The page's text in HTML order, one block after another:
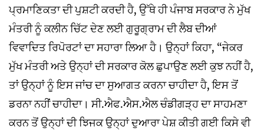
ਪ੍ਰਮਾਣਿਕਤਾ ਦੀ ਪੁਸ਼ਟੀ ਕਰਦੀ ਹੈ, ਉੱਥੇ ਹੀ ਪੰਜਾਬ ਸਰਕਾਰ ਨੇ ਮੁੱਖ
ਮੰਤਰੀ ਨੂੰ ਕਲੀਨ ਚਿੱਟ ਦੇਣ ਲਈ ਗੁਰੂਗ੍ਰਾਮ ਦੀ ਲੈਬ ਦੀਆਂ
ਵਿਵਾਦਿਤ ਰਿਪੋਰਟਾਂ ਦਾ ਸਹਾਰਾ ਲਿਆ ਹੈ। ਉਨ੍ਹਾਂ ਕਿਹਾ, “ਜੇਕਰ
ਮੁੱਖ ਮੰਤਰੀ ਅਤੇ ਉਨ੍ਹਾਂ ਦੀ ਸਰਕਾਰ ਕੋਲ ਛੁਪਾਉਣ ਲਈ ਕੁਝ ਨਹੀਂ ਹੈ,
ਤਾਂ ਉਨ੍ਹਾਂ ਨੂੰ ਇਸ ਜਾਂਚ ਦਾ ਸੁਆਗਤ ਕਰਨਾ ਚਾਹੀਦਾ ਹੈ, ਇਸ ਤੋਂ
ਡਰਨਾ ਨਹੀਂ ਚਾਹੀਦਾ। ਸੀ.ਐਫ.ਐਸ.ਐਲ ਚੰਡੀਗੜ੍ਹ ਦਾ ਸਾਹਮਣਾ
ਕਰਨ ਤੋਂ ਉਨ੍ਹਾਂ ਦੀ ਝਿਜਕ ਉਨ੍ਹਾਂ ਦੁਆਰਾ ਪੇਸ਼ ਕੀਤੀ ਗਈ ਕਿਸੇ ਵੀ